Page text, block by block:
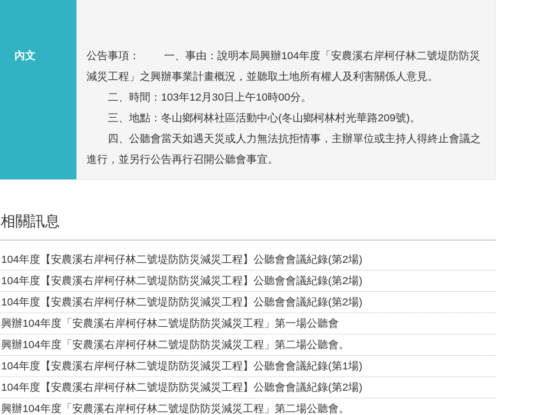
內文
公告事項： 一、事由：說明本局興辦104年度「安農溪右岸柯仔林二號堤防防災
減災工程」之興辦事業計畫概況，並聽取土地所有權人及利害關係人意見。
二、時間：103年12月30日上午10時00分。
三、地點：冬山鄉柯林社區活動中心(冬山鄉柯林村光華路209號)。
四、公聽會當天如遇天災或人力無法抗拒情事，主辦單位或主持人得終止會議之
進行，並另行公告再行召開公聽會事宜。
相關訊息
104年度【安農溪右岸柯仔林二號堤防防災減災工程】公聽會會議紀錄(第2場)
104年度【安農溪右岸柯仔林二號堤防防災減災工程】公聽會會議紀錄(第2場)
104年度【安農溪右岸柯仔林二號堤防防災減災工程】公聽會會議紀錄(第2場)
興辦104年度「安農溪右岸柯仔林二號堤防防災減災工程」第一場公聽會
興辦104年度「安農溪右岸柯仔林二號堤防防災減災工程」第二場公聽會。
104年度【安農溪右岸柯仔林二號堤防防災減災工程】公聽會會議紀錄(第1場)
104年度【安農溪右岸柯仔林二號堤防防災減災工程】公聽會會議紀錄(第2場)
興辦104年度「安農溪右岸柯仔林二號堤防防災減災工程」第二場公聽會。